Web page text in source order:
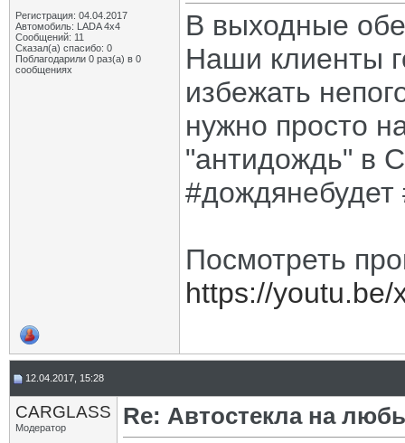
Регистрация: 04.04.2017
Автомобиль: LADA 4x4
Сообщений: 11
Сказал(а) спасибо: 0
Поблагодарили 0 раз(а) в 0
сообщениях
В выходные
Наши клиенты
избежать
нужно просто
"антидождь" в
#дождянебудет
Посмотреть
https://youtu.be/
12.04.2017, 15:28
CARGLASS
Модератор
Re: Автостекла на